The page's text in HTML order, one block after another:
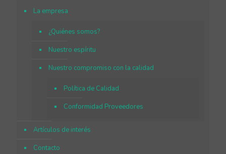
La empresa
¿Quiénes somos?
Nuestro espíritu
Nuestro compromiso con la calidad
Política de Calidad
Conformidad Proveedores
Artículos de interés
Contacto